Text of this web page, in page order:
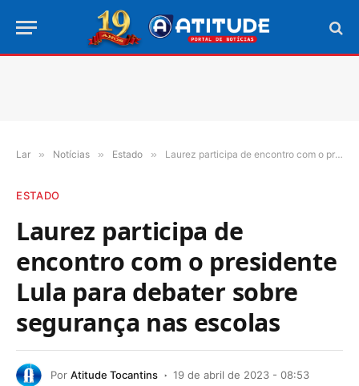
Lar » Notícias » Estado » Laurez participa de encontro com o presidente Lula para debater sobre segurança nas escolas
ESTADO
Laurez participa de
encontro com o presidente
Lula para debater sobre
segurança nas escolas
Por Atitude Tocantins
19 de abril de 2023 - 08:53